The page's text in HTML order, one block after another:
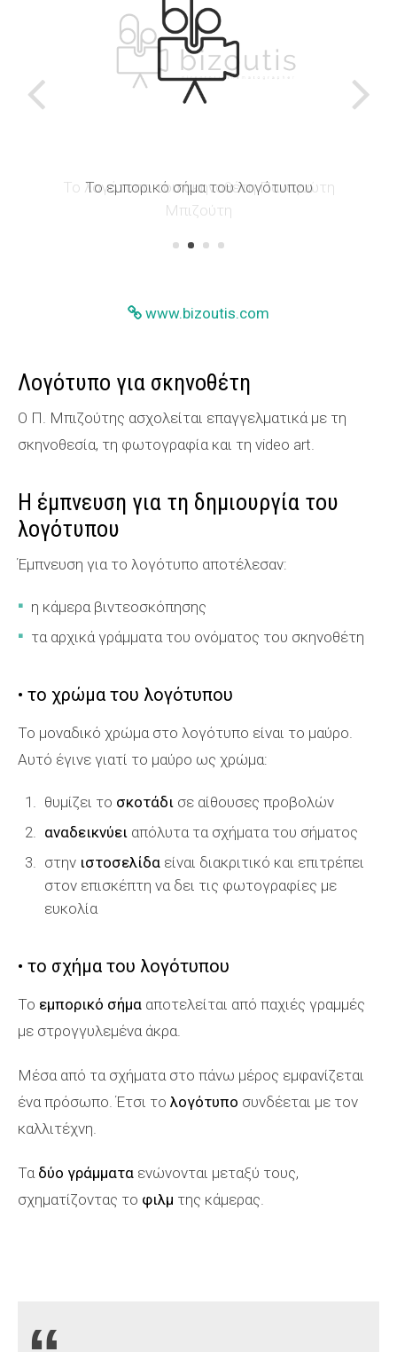
Το εμπορικό σήμα του λογότυπου
Το λογότυπο του σκηνοθέτη Παναγιώτη
Μπιζούτη
www.bizoutis.com
Λογότυπο για σκηνοθέτη
Ο Π. Μπιζούτης ασχολείται επαγγελματικά με τη
σκηνοθεσία, τη φωτογραφία και τη video art.
Η έμπνευση για τη δημιουργία του
λογότυπου
Έμπνευση για το λογότυπο αποτέλεσαν:
η κάμερα βιντεοσκόπησης
τα αρχικά γράμματα του ονόματος του σκηνοθέτη
• το χρώμα του λογότυπου
Το μοναδικό χρώμα στο λογότυπο είναι το μαύρο.
Αυτό έγινε γιατί το μαύρο ως χρώμα:
θυμίζει το σκοτάδι σε αίθουσες προβολών
αναδεικνύει απόλυτα τα σχήματα του σήματος
στην ιστοσελίδα είναι διακριτικό και επιτρέπει
στον επισκέπτη να δει τις φωτογραφίες με
ευκολία
• το σχήμα του λογότυπου
Το εμπορικό σήμα αποτελείται από παχιές γραμμές
με στρογγυλεμένα άκρα.
Μέσα από τα σχήματα στο πάνω μέρος εμφανίζεται
ένα πρόσωπο. Έτσι το λογότυπο συνδέεται με τον
καλλιτέχνη.
Τα δύο γράμματα ενώνονται μεταξύ τους,
σχηματίζοντας το φιλμ της κάμερας.